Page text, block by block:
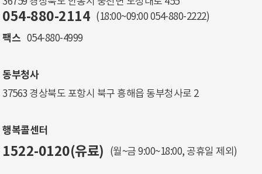
054-880-2114 (18:00~09:00 054-880-2222)
팩스 054-880-4999
동부청사
37563 경상북도 포항시 북구 흥해읍 동부청사로 2
행복콜센터
1522-0120(유료) (월~금 9:00~18:00, 공휴일 제외)